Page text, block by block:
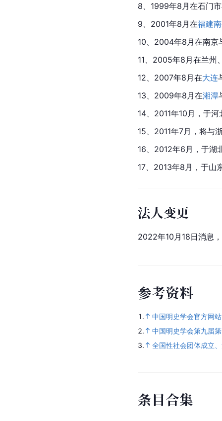
8、1999年8月在石门
9、2001年8月在福建
10、2004年8月在南京
11、2005年8月在兰州
12、2007年8月在大连
13、2009年8月在湘潭
14、2011年10月，于河
15、2011年7月，将与
16、2012年6月，于湖
17、2013年8月，于山
法人变更
2022年10月18日消息
参考资料
1. 中国明史学会官方网站
2.
中国明史学会第九届
3.
全国性社会团体成立
条目合集